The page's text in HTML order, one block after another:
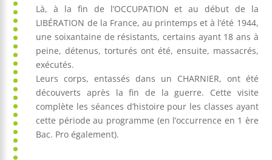
Là, à la fin de l’OCCUPATION et au début de la
LIBÉRATION de la France, au printemps et à l’été 1944,
une soixantaine de résistants, certains ayant 18 ans à
peine, détenus, torturés ont été, ensuite, massacrés,
exécutés.
Leurs corps, entassés dans un CHARNIER, ont été
découverts après la fin de la guerre. Cette visite
complète les séances d’histoire pour les classes ayant
cette période au programme (en l’occurrence en 1 ère
Bac. Pro également).